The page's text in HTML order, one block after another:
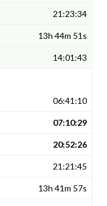
21:23:34
13h 44m 51s
14:01:43
06:41:10
07:10:29
20:52:26
21:21:45
13h 41m 57s